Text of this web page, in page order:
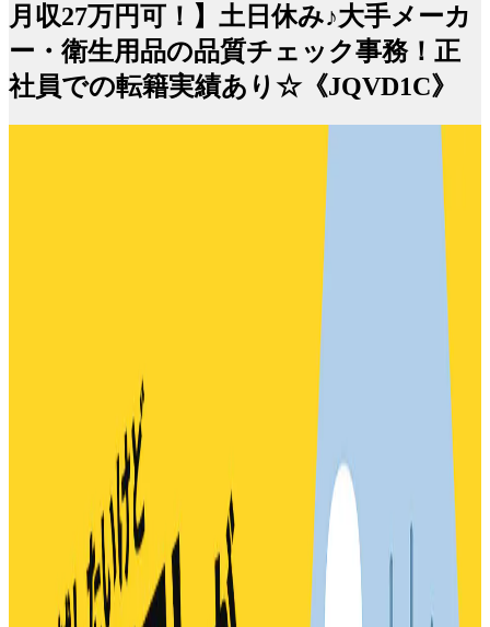
月収27万円可！】土日休み♪大手メーカ
ー・衛生用品の品質チェック事務！正
社員での転籍実績あり☆《JQVD1C》